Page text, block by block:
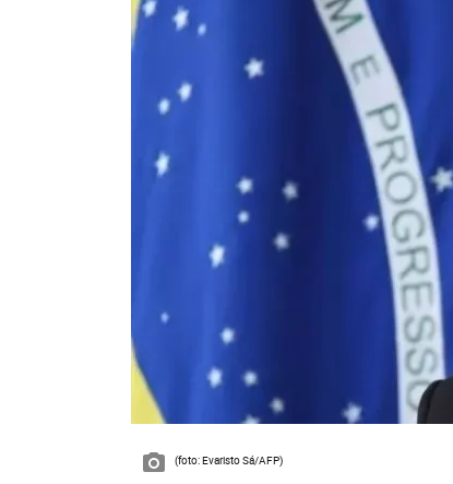
(foto: Evaristo Sá/AFP)